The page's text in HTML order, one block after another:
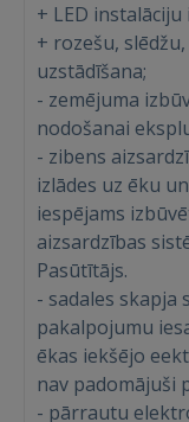
+ LED instalāciju
+ rozešu,
uzstādīšana;
- zemējuma
nodošanai
- zibens
izlādes uz ēku
iespējams
aizsardzības
Pasūtītājs.
- sadales skapja
pakalpojumu
ēkas iekšējo
nav padomājuši
- pārrautu